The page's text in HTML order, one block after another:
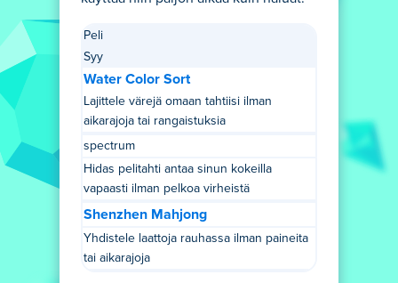
Peli
Syy
Water Color Sort
Lajittele värejä omaan tahtiisi ilman
aikarajoja tai rangaistuksia
spectrum
Hidas pelitahti antaa sinun kokeilla
vapaasti ilman pelkoa virheistä
Shenzhen Mahjong
Yhdistele laattoja rauhassa ilman paineita
tai aikarajoja